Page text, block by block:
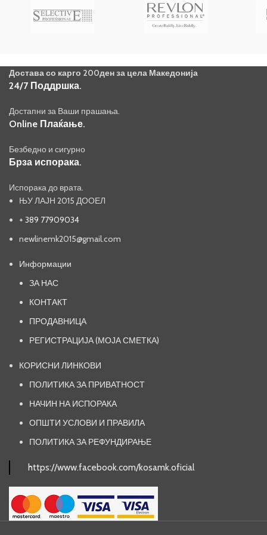
Достава со карго 200ден за цела Македонија
24/7 Поддршка.
Достапни за Ваши прашања.
Online Плаќање.
Безбедно и сигурно
Брза испорака.
Испорака до врата.
ЊУ ЛАЈН 2015 ДООЕЛ
+ 389 77909034
newlinemk2015@gmail.com
Информации
ЗА НАС
КОНТАКТ
ПРОДАВНИЦА
РЕГИСТРАЦИЈА (МОЈА СМЕТКА)
КОРИСНИ ЛИНКОВИ
ПОЛИТИКА ЗА ПРИВАТНОСТ
НАЧИН НА ИСПОРАКА
ОПШТИ УСЛОВИ И ПРАВИЛА
ПОЛИТИКА ЗА РЕФУНДИРАЊЕ
https://www.facebook.com/kosamk.oficial